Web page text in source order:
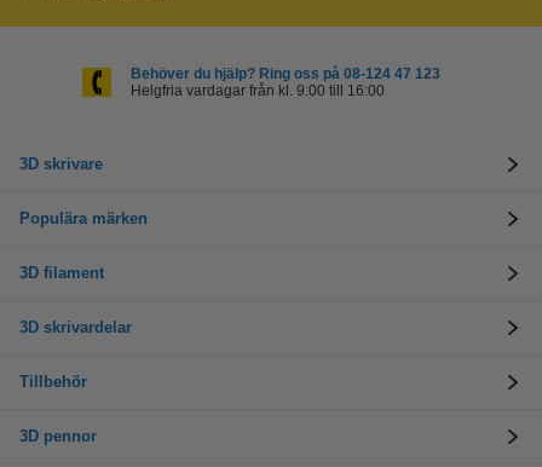
Behöver du hjälp? Ring oss på 08-124 47 123
Helgfria vardagar från kl. 9:00 till 16:00
3D skrivare
Populära märken
3D filament
3D skrivardelar
Tillbehör
3D pennor